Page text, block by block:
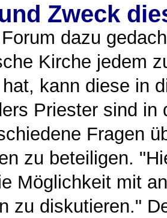
Zweck
dazu
Kirche jedem
kann diese in
Priester sind in
Fragen
zu beteiligen.
Möglichkeit mit
zu diskutieren."